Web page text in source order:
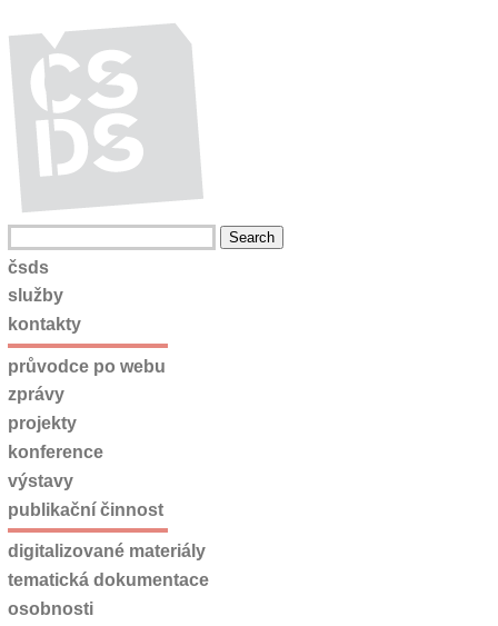
čsds
služby
kontakty
průvodce po webu
zprávy
projekty
konference
výstavy
publikační činnost
digitalizované materiály
tematická dokumentace
osobnosti